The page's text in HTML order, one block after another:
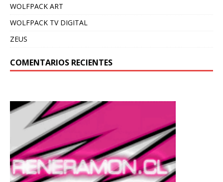
WOLFPACK ART
WOLFPACK TV DIGITAL
ZEUS
COMENTARIOS RECIENTES